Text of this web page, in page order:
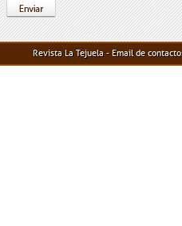
Revista La Tejuela - Email de